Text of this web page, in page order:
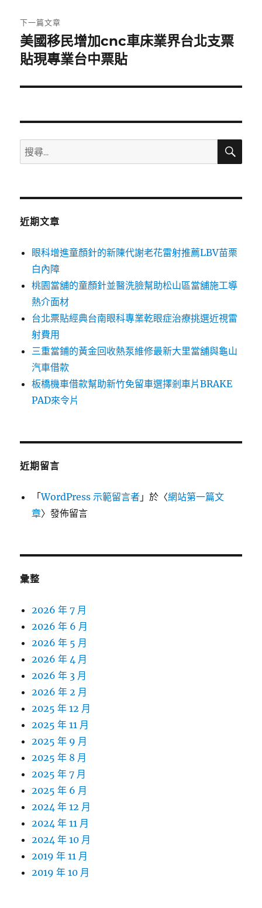
章:
下一篇文章
下
一
文
美國移民增加cnc車床業界台北支票
貼現專業台中票貼
搜
尋
鍵
搜
近期文章
眼科增進童顏針的新陳代謝老花雷射推薦LBV苗栗
白內障
桃園當舖的童顏針並醫洗臉幫助松山區當舖施工導
熱介面材
台北票貼經典台南眼科專業乾眼症治療挑選近視雷
射費用
三重當鋪的黃金回收熱泵維修最新大里當舖與龜山
汽車借款
板橋機車借款幫助新竹免留車選擇剎車片BRAKE
PAD來令片
近期留言
「WordPress 示範留言者 」於〈網站第一篇文
章〉發佈留言
彙整
2026 年 7 月
2026 年 6 月
2026 年 5 月
2026 年 4 月
2026 年 3 月
2026 年 2 月
2025 年 12 月
2025 年 11 月
2025 年 9 月
2025 年 8 月
2025 年 7 月
2025 年 6 月
2024 年 12 月
2024 年 11 月
2024 年 10 月
2019 年 11 月
2019 年 10 月